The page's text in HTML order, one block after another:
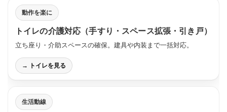
動作を楽に
トイレの介護対応（手すり・スペース拡張・引き戸）
立ち座り・介助スペースの確保。建具や内装まで一括対応。
→ トイレを見る
生活動線